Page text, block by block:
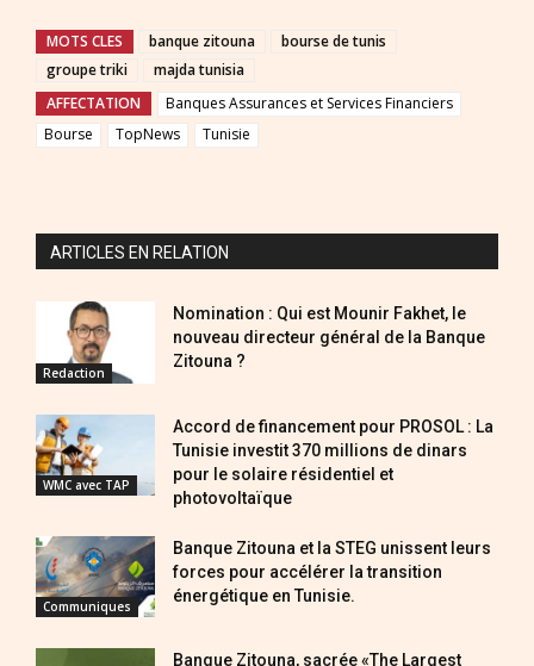
MOTS CLES banque zitouna
bourse de tunis
groupe triki
majda tunisia
AFFECTATION
Banques Assurances et Services Financiers
Bourse
TopNews Tunisie
ARTICLES EN RELATION
Redaction
Nomination : Qui est Mounir Fakhet, le
nouveau directeur général de la Banque
Zitouna ?
WMC avec TAP
Accord de financement pour PROSOL : La
Tunisie investit 370 millions de dinars
pour le solaire résidentiel et
photovoltaïque
Communiques
Banque Zitouna et la STEG unissent leurs
forces pour accélérer la transition
énergétique en Tunisie.
Banque Zitouna, sacrée «The Largest